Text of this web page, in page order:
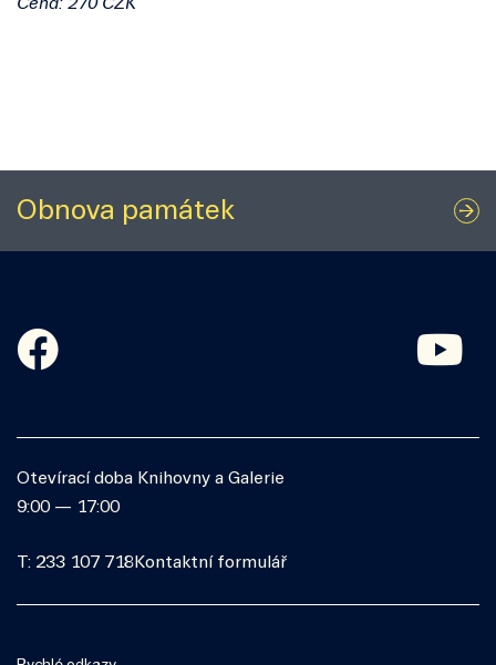
Cena: 270 CZK
Obnova památek
Otevírací doba Knihovny a Galerie
9:00 — 17:00
T: 233 107 718 Kontaktní formulář